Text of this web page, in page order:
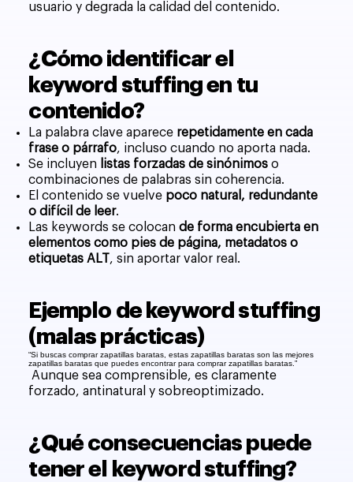
usuario y degrada la calidad del contenido.
¿Cómo identificar el
keyword stuffing en tu
contenido?
La palabra clave aparece repetidamente en cada
frase o párrafo, incluso cuando no aporta nada.
Se incluyen listas forzadas de sinónimos o
combinaciones de palabras sin coherencia.
El contenido se vuelve poco natural, redundante
o difícil de leer.
Las keywords se colocande forma encubierta en
elementos como pies de página, metadatos o
etiquetas ALT, sin aportar valor real.
Ejemplo de keyword stuffing
(malas prácticas)
“Si buscas comprar zapatillas baratas, estas zapatillas baratas son las mejores
zapatillas baratas que puedes encontrar para comprar zapatillas baratas.”
Aunque sea comprensible, es claramente
forzado, antinatural y sobreoptimizado.
¿Qué consecuencias puede
tener el keyword stuffing?